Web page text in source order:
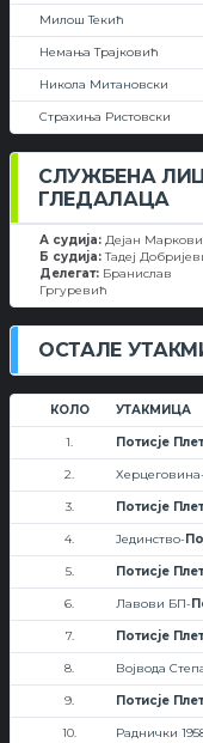
Милош Текић
Немања Трајковић
Никола Митановски
Страхиња Ристовски
СЛУЖБЕНА
ГЛЕДАЛАЦА
А судија: Дејан
Б судија:Тадеј
Делегат: Бранислав
Гргуревић
ОСТАЛЕ
КОЛО УТАКМИЦА
1. Потисје
2.
3. Потисје
4. Јединство-
5. Потисје
6. Лавови БП-
7. Потисје
8. Војвода
9. Потисје
10. Раднички